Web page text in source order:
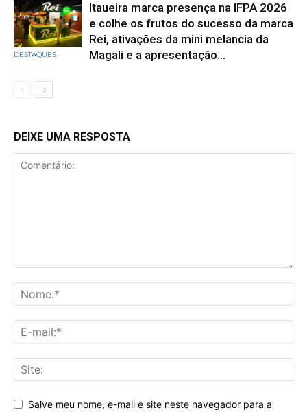
DESTAQUES
Itaueira marca presença na IFPA 2026
e colhe os frutos do sucesso da marca
Rei, ativações da mini melancia da
Magali e a apresentação...
DEIXE UMA RESPOSTA
Salve meu nome, e-mail e site neste navegador para a